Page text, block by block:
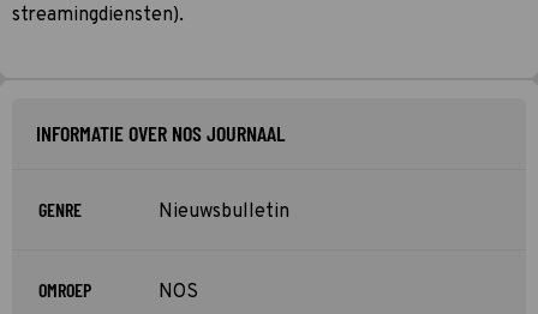
streamingdiensten).
INFORMATIE OVER NOS JOURNAAL
GENRE Nieuwsbulletin
OMROEP NOS